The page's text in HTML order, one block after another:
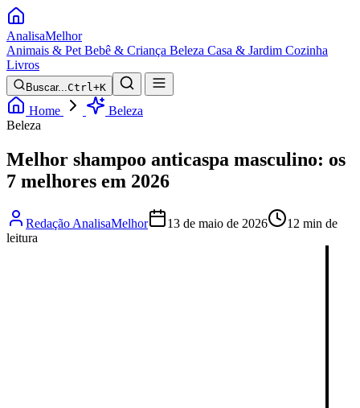
AnalisaMelhor
Animais & Pet Bebê & Criança Beleza Casa & Jardim Cozinha
Livros
Buscar...Ctrl+K
Home
Beleza
Beleza
Melhor shampoo anticaspa masculino: os
7 melhores em 2026
Redação AnalisaMelhor 13 de maio de 2026
12 min de
leitura